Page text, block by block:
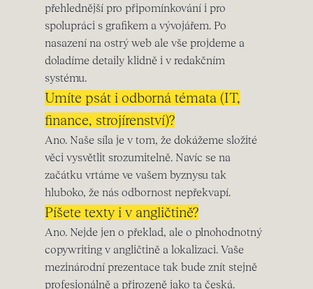
přehlednější pro připomínkování i pro
spolupráci s grafikem a vývojářem. Po
nasazení na ostrý web ale vše projdeme a
doladíme detaily klidně i v redakčním
systému.
Umíte psát i odborná témata (IT,
finance, strojírenství)?
Ano. Naše síla je v tom, že dokážeme složité
věci vysvětlit srozumitelně. Navíc se na
začátku vrtáme ve vašem byznysu tak
hluboko, že nás odbornost nepřekvapí.
Píšete texty i v angličtině?
Ano. Nejde jen o překlad, ale o plnohodnotný
copywriting v angličtině a lokalizaci. Vaše
mezinárodní prezentace tak bude znít stejně
profesionálně a přirozeně jako ta česká.